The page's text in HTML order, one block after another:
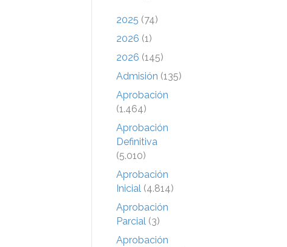
2025 (74)
2026 (1)
2026 (145)
Admisión (135)
Aprobación
(1.464)
Aprobación
Definitiva
(5.010)
Aprobación
Inicial (4.814)
Aprobación
Parcial (3)
Aprobación